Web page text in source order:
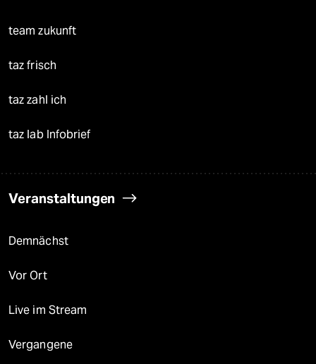
team zukunft
taz frisch
taz zahl ich
taz lab Infobrief
Veranstaltungen
Demnächst
Vor Ort
Live im Stream
Vergangene